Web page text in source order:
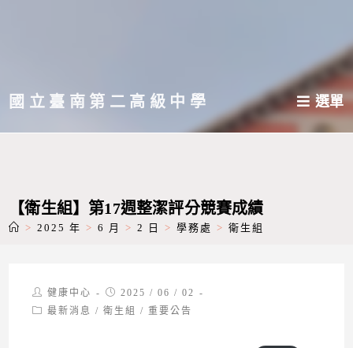
主國立臺南第二高級中學 選單
【衛生組】第17週整潔評分競賽成績
> 2025 年 > 6 月 > 2 日 > 學務處 > 衛生組
Post
author:
健康中心
Post
published:
2025 / 06 / 02
Post最新消息 / 衛生組 / 重要公告